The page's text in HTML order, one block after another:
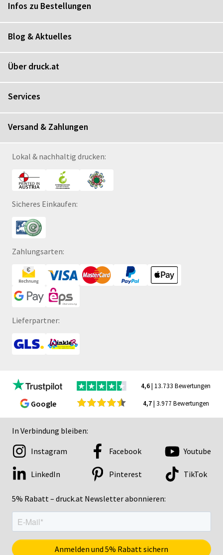
Infos zu Bestellungen
Blog & Aktuelles
Über druck.at
Services
Versand & Zahlungen
Lokal & nachhaltig drucken:
Sicheres Einkaufen:
Zahlungsarten:
Lieferpartner:
4,6| 13.733 Bewertungen
Google 4,7| 3.977 Bewertungen
In Verbindung bleiben:
5% Rabatt – druck.at Newsletter abonnieren:
Instagram Facebook Youtube
LinkedIn Pinterest TikTok